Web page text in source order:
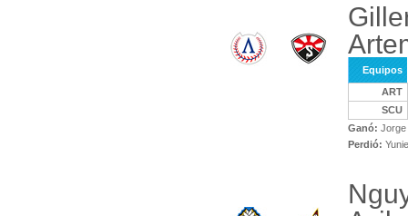
Equipos
ART
SCU
Ganó: Jorge
Perdió: